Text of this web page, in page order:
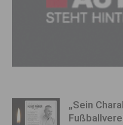
„Sein